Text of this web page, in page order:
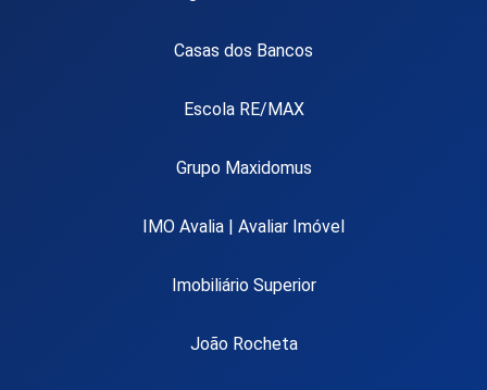
Casas dos Bancos
Escola RE/MAX
Grupo Maxidomus
IMO Avalia | Avaliar Imóvel
Imobiliário Superior
João Rocheta